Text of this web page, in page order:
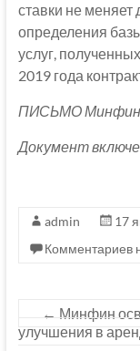
ставки не
определения
услуг,
2019 года
ПИСЬМО
Документ
admin 17
Комментариев
← Минфин
улучшения в